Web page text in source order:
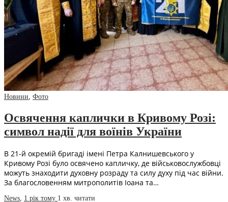
Новини, Фото
Освячення каплички в Кривому Розі:
символ надії для воїнів України
В 21-й окремій бригаді імені Петра Калнишевського у
Кривому Розі було освячено капличку, де військовослужбовці
можуть знаходити духовну розраду та силу духу під час війни.
За благословенням митрополитів Іоана та…
News 1 рік тому 1 хв. читати